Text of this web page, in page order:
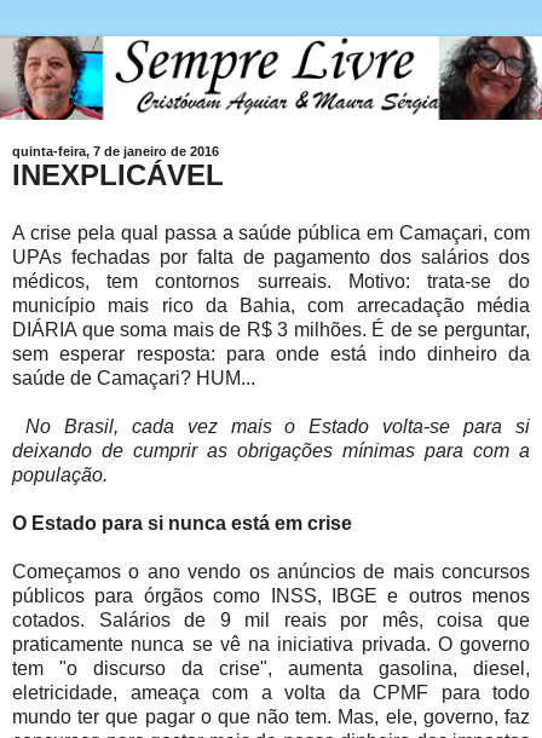
quinta-feira, 7 de janeiro de 2016
INEXPLICÁVEL
A crise pela qual passa a saúde pública em Camaçari, com
UPAs fechadas por falta de pagamento dos salários dos
médicos, tem contornos surreais. Motivo: trata-se do
município mais rico da Bahia, com arrecadação média
DIÁRIA que soma mais de R$ 3 milhões. É de se perguntar,
sem esperar resposta: para onde está indo dinheiro da
saúde de Camaçari? HUM...
No Brasil, cada vez mais o Estado volta-se para si
deixando de cumprir as obrigações mínimas para com a
população.
O Estado para si nunca está em crise
Começamos o ano vendo os anúncios de mais concursos
públicos para órgãos como INSS, IBGE e outros menos
cotados. Salários de 9 mil reais por mês, coisa que
praticamente nunca se vê na iniciativa privada. O governo
tem "o discurso da crise", aumenta gasolina, diesel,
eletricidade, ameaça com a volta da CPMF para todo
mundo ter que pagar o que não tem. Mas, ele, governo, faz